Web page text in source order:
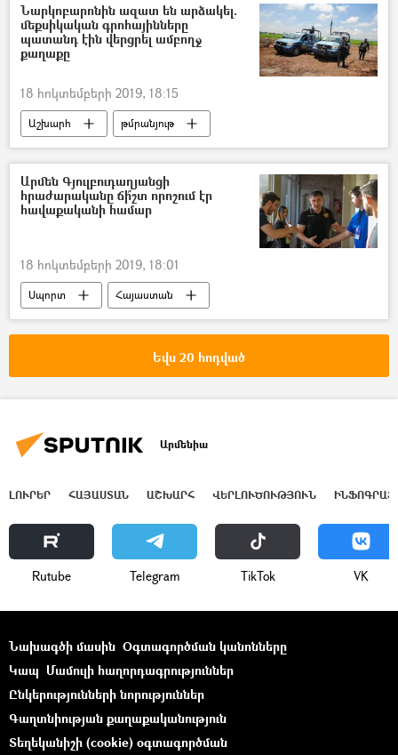
Իլհամ Ալիև
Լեռնային Ղարաբաղ
Նարկոբարոնին ազատ են արձակել.
մեքսիկական գրոհայինները
պատանդ էին վերցրել ամբողջ
քաղաքը
18 հոկտեմբերի 2019, 18:15
Աշխարհ
թմրանյութ
թմրամիջոցներ
Մեքսիկա
Արմեն Գյուլբուդաղյանցի
հրաժարականը ճի՞շտ որոշում էր
հավաքականի համար
18 հոկտեմբերի 2019, 18:01
Սպորտ
Հայաստան
Արմեն Գյուլբուդաղյանց
Հրաժարական
Եվս 20 հոդված
Արմենիա
ԼՈՒՐԵՐ ՀԱՅԱՍՏԱՆ ԱՇԽԱՐՀ ՎԵՐԼՈՒԾՈՒԹՅՈՒՆ
Rutube Telegram ТikТоk VK
Նախագծի մասին Օգտագործման կանոնները
Կապ Մամուլի հաղորդագրություններ
Ընկերությունների նորություններ
Գաղտնիության քաղաքականություն
Տեղեկանիշի (cookie) օգտագործման